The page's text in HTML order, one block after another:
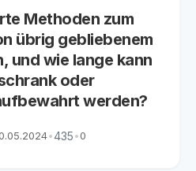
Methoden zum
übrig gebliebenem
und wie lange kann
oder
werden?
•435•0